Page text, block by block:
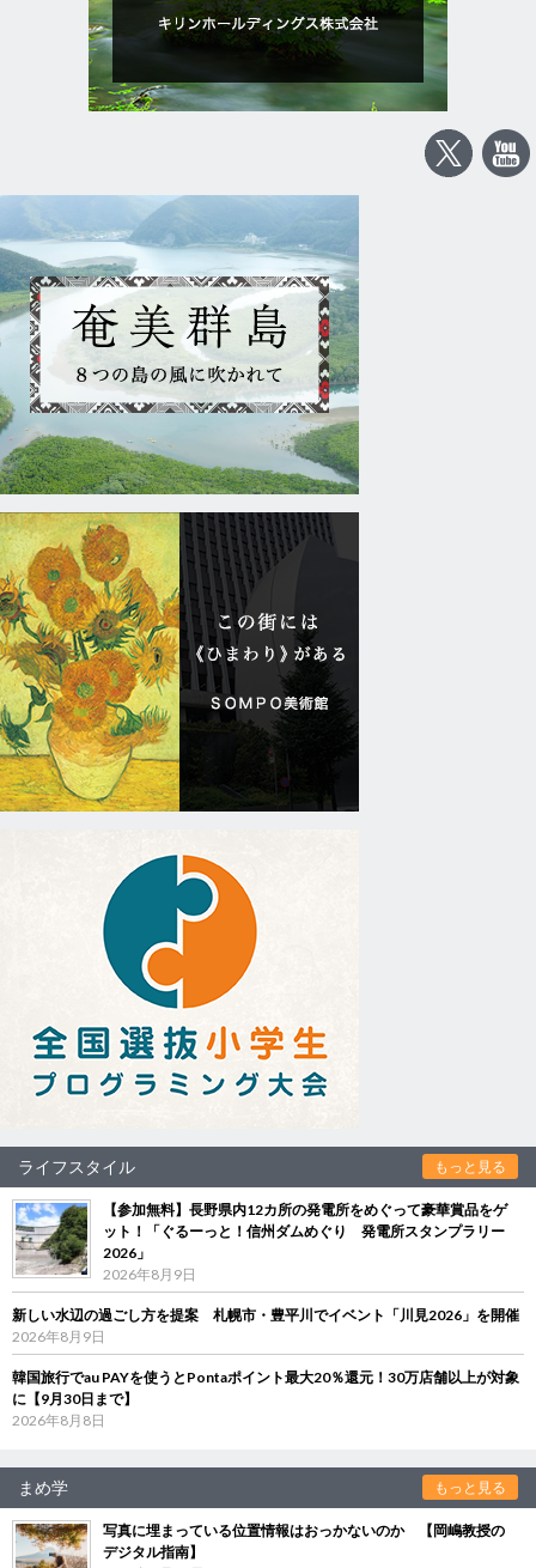
ライフスタイル もっと見る
【参加無料】長野県内12カ所の発電所をめぐって豪華賞品をゲ
ット！「ぐるーっと！信州ダムめぐり 発電所スタンプラリー
2026」
2026年8月9日
新しい水辺の過ごし方を提案 札幌市・豊平川でイベント「川見2026」を開催
2026年8月9日
韓国旅行でau PAYを使うとPontaポイント最大20％還元！30万店舗以上が対象
に【9月30日まで】
2026年8月8日
まめ学 もっと見る
写真に埋まっている位置情報はおっかないのか 【岡嶋教授の
デジタル指南】